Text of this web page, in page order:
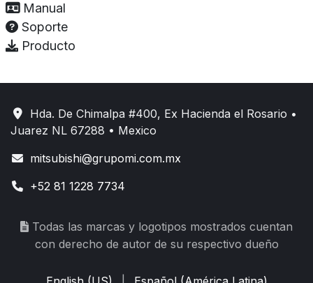
Manual
Soporte
Producto
Hda. De Chimalpa #400, Ex Hacienda el Rosario •
Juarez NL 67288 • Mexico
mitsubishi@grupomi.com.mx
+52 81 1228 7734
Todas las marcas y logotipos mostrados cuentan
con derecho de autor de su respectivo dueño